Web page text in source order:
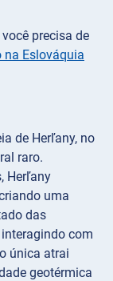
precisa de
na Eslováquia
de Herľany, no
raro.
Herľany
uma
das
com
única atrai
geotérmica